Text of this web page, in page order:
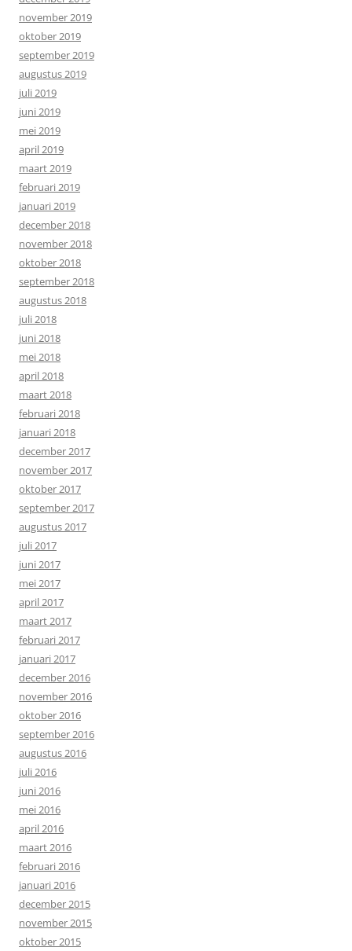
november 2019
oktober 2019
september 2019
augustus 2019
juli 2019
juni 2019
mei 2019
april 2019
maart 2019
februari 2019
januari 2019
december 2018
november 2018
oktober 2018
september 2018
augustus 2018
juli 2018
juni 2018
mei 2018
april 2018
maart 2018
februari 2018
januari 2018
december 2017
november 2017
oktober 2017
september 2017
augustus 2017
juli 2017
juni 2017
mei 2017
april 2017
maart 2017
februari 2017
januari 2017
december 2016
november 2016
oktober 2016
september 2016
augustus 2016
juli 2016
juni 2016
mei 2016
april 2016
maart 2016
februari 2016
januari 2016
december 2015
november 2015
oktober 2015